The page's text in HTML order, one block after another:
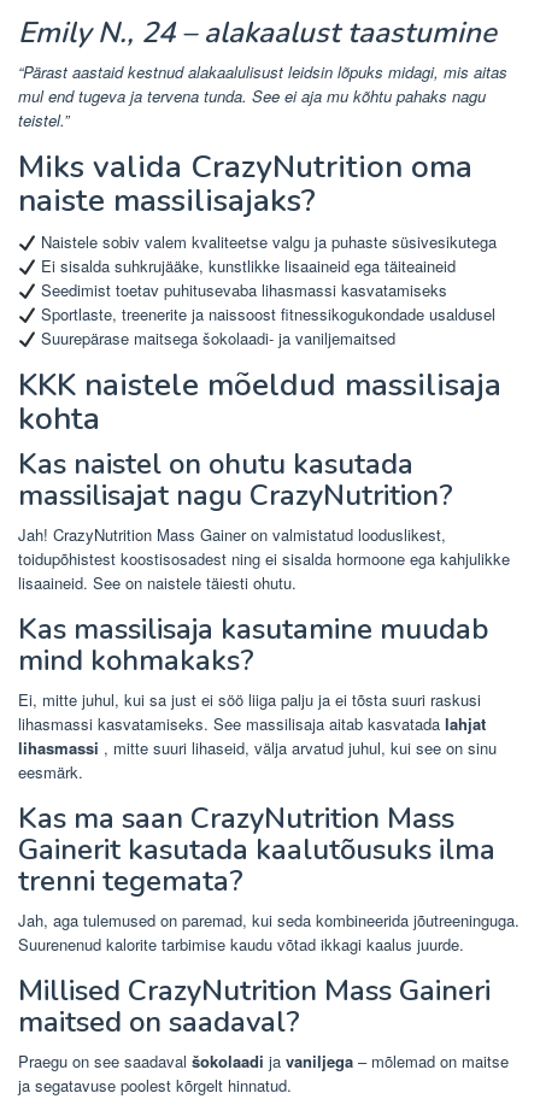
Emily N., 24 – alakaalust taastumine
“Pärast aastaid kestnud alakaalulisust leidsin lõpuks midagi, mis aitas
mul end tugeva ja tervena tunda. See ei aja mu kõhtu pahaks nagu
teistel.”
Miks valida CrazyNutrition oma
naiste massilisajaks?
Naistele sobiv valem kvaliteetse valgu ja puhaste süsivesikutega
Ei sisalda suhkrujääke, kunstlikke lisaaineid ega täiteaineid
Seedimist toetav puhitusevaba lihasmassi kasvatamiseks
Sportlaste, treenerite ja naissoost fitnessikogukondade usaldusel
Suurepärase maitsega šokolaadi- ja vaniljemaitsed
KKK naistele mõeldud massilisaja
kohta
Kas naistel on ohutu kasutada
massilisajat nagu CrazyNutrition?
Jah! CrazyNutrition Mass Gainer on valmistatud looduslikest,
toidupõhistest koostisosadest ning ei sisalda hormoone ega kahjulikke
lisaaineid. See on naistele täiesti ohutu.
Kas massilisaja kasutamine muudab
mind kohmakaks?
Ei, mitte juhul, kui sa just ei söö liiga palju ja ei tõsta suuri raskusi
lihasmassi kasvatamiseks. See massilisaja aitab kasvatada lahjat
lihasmassi , mitte suuri lihaseid, välja arvatud juhul, kui see on sinu
eesmärk.
Kas ma saan CrazyNutrition Mass
Gainerit kasutada kaalutõusuks ilma
trenni tegemata?
Jah, aga tulemused on paremad, kui seda kombineerida jõutreeninguga.
Suurenenud kalorite tarbimise kaudu võtad ikkagi kaalus juurde.
Millised CrazyNutrition Mass Gaineri
maitsed on saadaval?
Praegu on see saadaval šokolaadi ja vaniljega – mõlemad on maitse
ja segatavuse poolest kõrgelt hinnatud.